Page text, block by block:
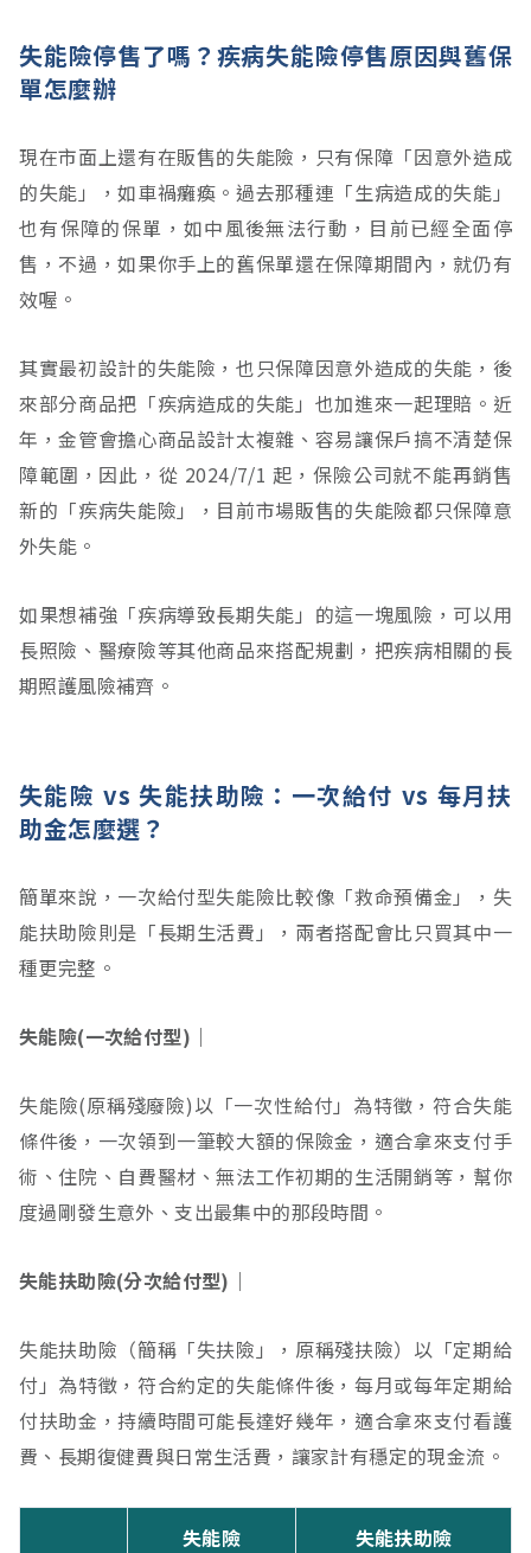
失能險停售了嗎？疾病失能險停售原因與舊保
單怎麼辦
現在市面上還有在販售的失能險，只有保障「因意外造成
的失能」，如車禍癱瘓。過去那種連「生病造成的失能」
也有保障的保單，如中風後無法行動，目前已經全面停
售，不過，如果你手上的舊保單還在保障期間內，就仍有
效喔。
其實最初設計的失能險，也只保障因意外造成的失能，後
來部分商品把「疾病造成的失能」也加進來一起理賠。近
年，金管會擔心商品設計太複雜、容易讓保戶搞不清楚保
障範圍，因此，從 2024/7/1 起，保險公司就不能再銷售
新的「疾病失能險」，目前市場販售的失能險都只保障意
外失能。
如果想補強「疾病導致長期失能」的這一塊風險，可以用
長照險、醫療險等其他商品來搭配規劃，把疾病相關的長
期照護風險補齊。
失能險 vs 失能扶助險：一次給付 vs 每月扶
助金怎麼選？
簡單來說，一次給付型失能險比較像「救命預備金」，失
能扶助險則是「長期生活費」，兩者搭配會比只買其中一
種更完整。
失能險(一次給付型)｜
失能險(原稱殘廢險)以「一次性給付」為特徵，符合失能
條件後，一次領到一筆較大額的保險金，適合拿來支付手
術、住院、自費醫材、無法工作初期的生活開銷等，幫你
度過剛發生意外、支出最集中的那段時間。
失能扶助險(分次給付型)｜
失能扶助險（簡稱「失扶險」，原稱殘扶險）以「定期給
付」為特徵，符合約定的失能條件後，每月或每年定期給
付扶助金，持續時間可能長達好幾年，適合拿來支付看護
費、長期復健費與日常生活費，讓家計有穩定的現金流。
失能險 失能扶助險